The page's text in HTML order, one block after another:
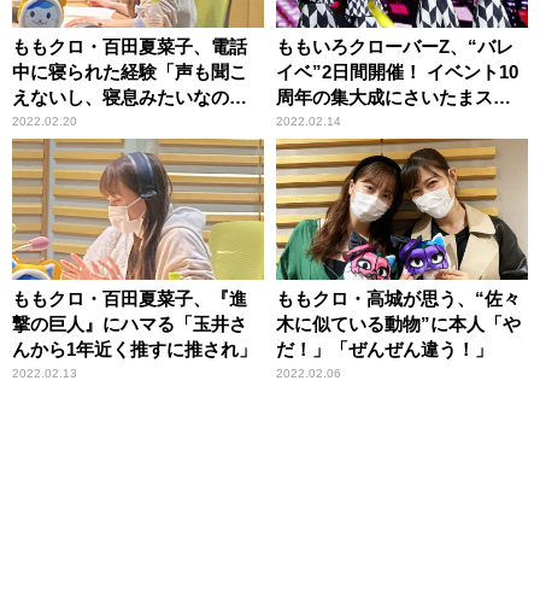
ももクロ・百田夏菜子、電話
中に寝られた経験「声も聞こ
えないし、寝息みたいなのが
聞こえて」
2022.02.20
ももいろクローバーZ、“バレ
イベ”2日間開催！ イベント10
周年の集大成にさいたまスー
パーアリーナが大熱狂！
2022.02.14
ももクロ・百田夏菜子、『進
撃の巨人』にハマる「玉井さ
んから1年近く推すに推され」
2022.02.13
ももクロ・高城が思う、“佐々
木に似ている動物”に本人「や
だ！」「ぜんぜん違う！」
2022.02.06